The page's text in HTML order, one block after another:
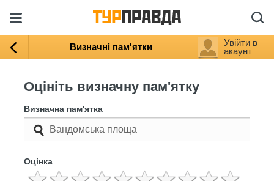
Визначні пам'ятки
Увійти в
акаунт
Оцініть визначну пам'ятку
Визначна пам'ятка
Оцінка